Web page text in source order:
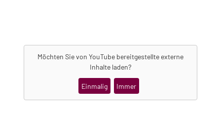
Möchten Sie von YouTube bereitgestellte externe
Inhalte laden?
Einmalig Immer